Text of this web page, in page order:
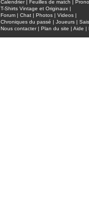
Calendrier| Feuilles de match
T-Shirts Vintage et Originaux |
Forum | Chat | Photos | Videos |
Chroniques du passé | Joueurs |
Nous contacter| Plan du site | Aide |